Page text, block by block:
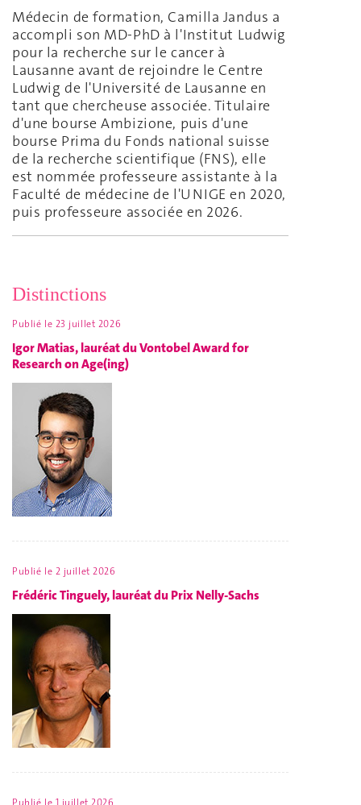
Médecin de formation, Camilla Jandus a
accompli son MD-PhD à l'Institut Ludwig
pour la recherche sur le cancer à
Lausanne avant de rejoindre le Centre
Ludwig de l'Université de Lausanne en
tant que chercheuse associée. Titulaire
d'une bourse Ambizione, puis d'une
bourse Prima du Fonds national suisse
de la recherche scientifique (FNS), elle
est nommée professeure assistante à la
Faculté de médecine de l'UNIGE en 2020,
puis professeure associée en 2026.
Distinctions
Publié le 23 juillet 2026
Igor Matias, lauréat du Vontobel Award for
Research on Age(ing)
Publié le 2 juillet 2026
Frédéric Tinguely, lauréat du Prix Nelly-Sachs
Publié le 1 juillet 2026